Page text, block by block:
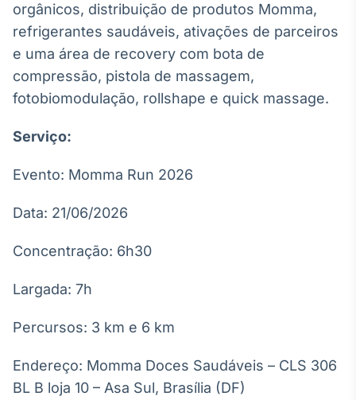
Curadoria de
conteúdos
noticiosos
Soluções de
Tecnologia
Broadcast
conteúdos
orgânicos, distribuição de produtos Momma,
refrigerantes saudáveis, ativações de parceiros
e uma área de recovery com bota de
compressão, pistola de massagem,
fotobiomodulação, rollshape e quick massage.
Serviço:
Evento: Momma Run 2026
Data: 21/06/2026
Concentração: 6h30
Largada: 7h
Percursos: 3 km e 6 km
Endereço: Momma Doces Saudáveis – CLS 306
BL B loja 10 – Asa Sul, Brasília (DF)